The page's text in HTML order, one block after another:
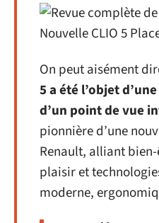
On peut aisément
5 a été l’objet
d’un point de vue
pionnière d’une
Renault, alliant
plaisir et
moderne,